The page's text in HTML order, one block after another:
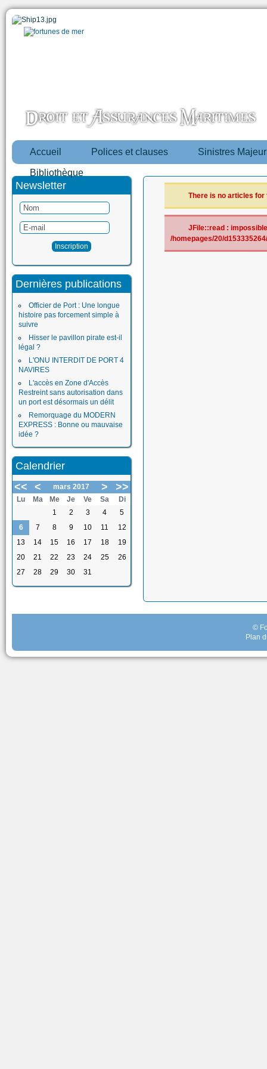
Accueil Polices et clauses Sinistres
Bibliothèque
Newsletter
Dernières publications
Officier de Port : Une longue
histoire pas forcement simple à
suivre
Hisser le pavillon pirate est-il
légal ?
L'ONU INTERDIT DE PORT 4
NAVIRES
L'accès en Zone d'Accès
Restreint sans autorisation dans
un port est désormais un délit
Remorquage du MODERN
EXPRESS : Bonne ou mauvaise
idée ?
Calendrier
<<
< mars 2017 > >>
Lu Ma Me Je Ve Sa
Di
1
2 3 4
5
6
7 8 9 10 11
12
13
14 15 16 17 18
19
20
21 22 23 24 25
26
27
28 29 30 31
There is no articles for
JFile::read :
/homepages/20/
©
Plan